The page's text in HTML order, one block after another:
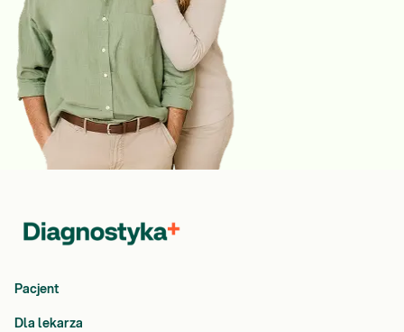
Pacjent
Dla lekarza